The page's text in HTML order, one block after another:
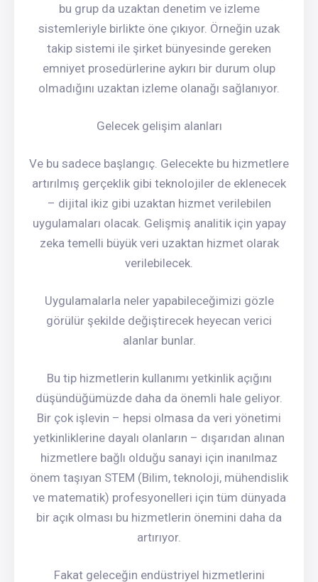
bu grup da uzaktan denetim ve izleme
sistemleriyle birlikte öne çıkıyor. Örneğin uzak
takip sistemi ile şirket bünyesinde gereken
emniyet prosedürlerine aykırı bir durum olup
olmadığını uzaktan izleme olanağı sağlanıyor.
Gelecek gelişim alanları
Ve bu sadece başlangıç. Gelecekte bu hizmetlere
artırılmış gerçeklik gibi teknolojiler de eklenecek
– dijital ikiz gibi uzaktan hizmet verilebilen
uygulamaları olacak. Gelişmiş analitik için yapay
zeka temelli büyük veri uzaktan hizmet olarak
verilebilecek.
Uygulamalarla neler yapabileceğimizi gözle
görülür şekilde değiştirecek heyecan verici
alanlar bunlar.
Bu tip hizmetlerin kullanımı yetkinlik açığını
düşündüğümüzde daha da önemli hale geliyor.
Bir çok işlevin – hepsi olmasa da veri yönetimi
yetkinliklerine dayalı olanların – dışarıdan alınan
hizmetlere bağlı olduğu sanayi için inanılmaz
önem taşıyan STEM (Bilim, teknoloji, mühendislik
ve matematik) profesyonelleri için tüm dünyada
bir açık olması bu hizmetlerin önemini daha da
artırıyor.
Fakat geleceğin endüstriyel hizmetlerini